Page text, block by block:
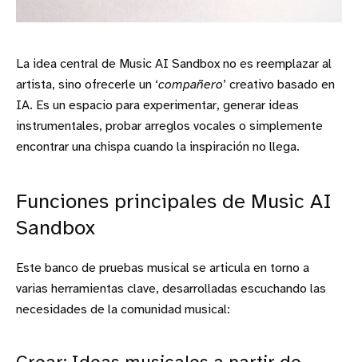
La idea central de Music AI Sandbox no es reemplazar al
artista, sino ofrecerle un ‘compañero’ creativo basado en
IA. Es un espacio para experimentar, generar ideas
instrumentales, probar arreglos vocales o simplemente
encontrar una chispa cuando la inspiración no llega.
Funciones principales de Music AI
Sandbox
Este banco de pruebas musical se articula en torno a
varias herramientas clave, desarrolladas escuchando las
necesidades de la comunidad musical: